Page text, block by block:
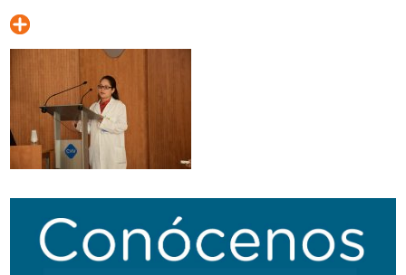
Segueix-nos:
Navegación
secundaria